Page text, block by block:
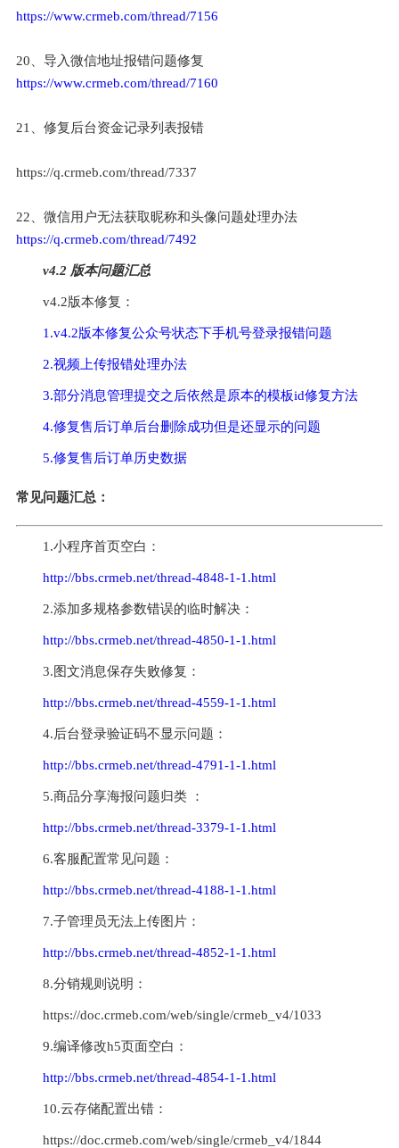
https://www.crmeb.com/thread/7156
20、导入微信地址报错问题修复
https://www.crmeb.com/thread/7160
21、修复后台资金记录列表报错
https://q.crmeb.com/thread/7337
22、微信用户无法获取昵称和头像问题处理办法
https://q.crmeb.com/thread/7492
v4.2 版本问题汇总
v4.2版本修复：
1.v4.2版本修复公众号状态下手机号登录报错问题
2.视频上传报错处理办法
3.部分消息管理提交之后依然是原本的模板id修复方法
4.修复售后订单后台删除成功但是还显示的问题
5.修复售后订单历史数据
常见问题汇总：
1.小程序首页空白：
http://bbs.crmeb.net/thread-4848-1-1.html
2.添加多规格参数错误的临时解决：
http://bbs.crmeb.net/thread-4850-1-1.html
3.图文消息保存失败修复：
http://bbs.crmeb.net/thread-4559-1-1.html
4.后台登录验证码不显示问题：
http://bbs.crmeb.net/thread-4791-1-1.html
5.商品分享海报问题归类 ：
http://bbs.crmeb.net/thread-3379-1-1.html
6.客服配置常见问题：
http://bbs.crmeb.net/thread-4188-1-1.html
7.子管理员无法上传图片：
http://bbs.crmeb.net/thread-4852-1-1.html
8.分销规则说明：
https://doc.crmeb.com/web/single/crmeb_v4/1033
9.编译修改h5页面空白：
http://bbs.crmeb.net/thread-4854-1-1.html
10.云存储配置出错：
https://doc.crmeb.com/web/single/crmeb_v4/1844